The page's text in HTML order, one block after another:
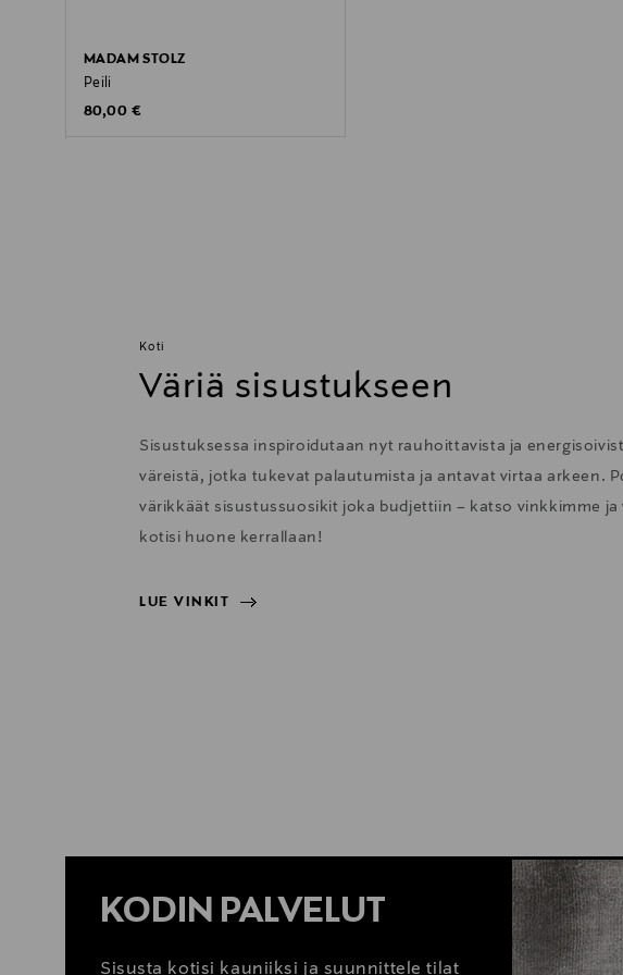
MADAM STOLZ
Peili
Original Price
80,00 €
Koti
Väriä sisustukseen
Sisustuksessa inspiroidutaan nyt rauhoittavista ja
väreistä, jotka tukevat palautumista ja antavat virtaa arkeen.
värikkäät sisustussuosikit joka budjettiin – katso vinkkimme ja
kotisi huone kerrallaan!
LUE VINKIT
KODIN PALVELUT
Sisusta kotisi kauniiksi ja suunnittele tilat